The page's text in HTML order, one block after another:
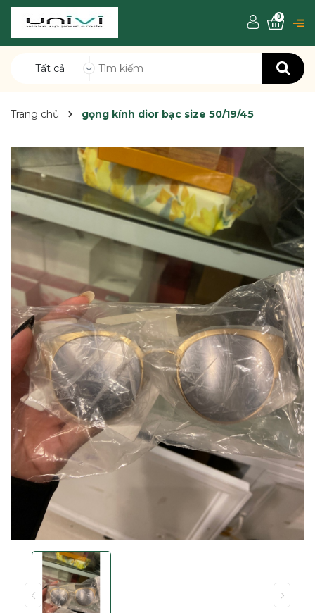
Tất cả
0
Trang chủ gọng kính dior bạc size 50/19/45